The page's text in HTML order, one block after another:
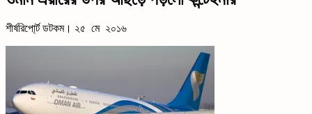
শীর্ষরিপো্র্ট ডটকম। ২৫ মে ২০১৬